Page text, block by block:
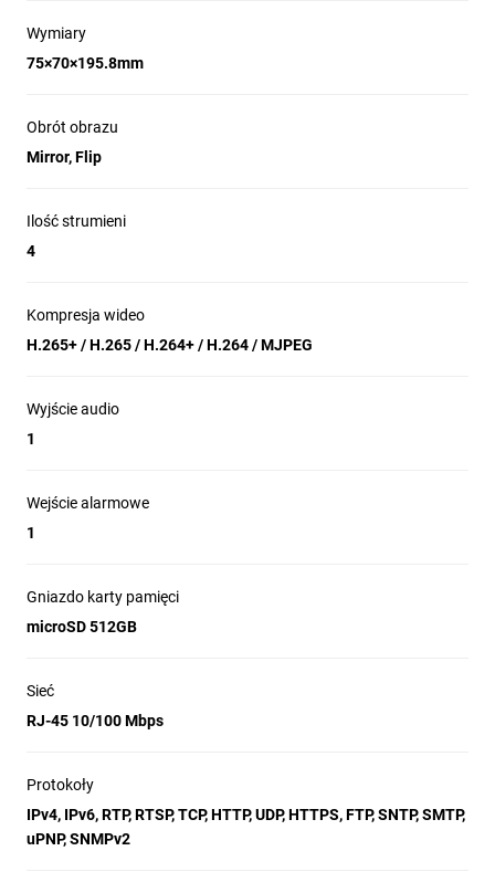
Wymiary
75×70×195.8mm
Obrót obrazu
Mirror, Flip
Ilość strumieni
4
Kompresja wideo
H.265+ / H.265 / H.264+ / H.264 / MJPEG
Wyjście audio
1
Wejście alarmowe
1
Gniazdo karty pamięci
microSD 512GB
Sieć
RJ-45 10/100 Mbps
Protokoły
IPv4, IPv6, RTP, RTSP, TCP, HTTP, UDP, HTTPS, FTP, SNTP, SMTP,
uPNP, SNMPv2